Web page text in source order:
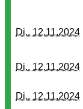
Di.. 12.11.2024
Di.. 12.11.2024
Di.. 12.11.2024